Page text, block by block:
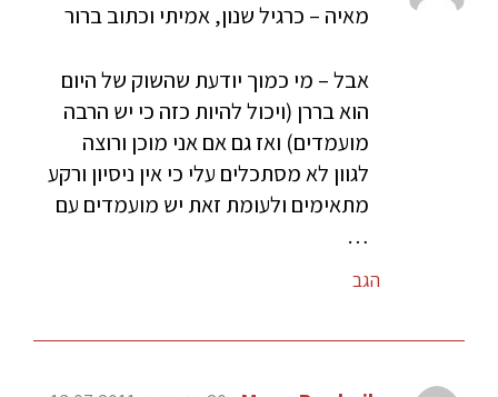
מאיה – כרגיל שנון, אמיתי וכתוב ברור
אבל – מי כמוך יודעת שהשוק של היום
הוא בררן (ויכול להיות כזה כי יש הרבה
מועמדים) ואז גם אם אני מוכן ורוצה
לגוון לא מסתכלים עלי כי אין ניסיון ורקע
מתאימים ולעומת זאת יש מועמדים עם
…
הגב